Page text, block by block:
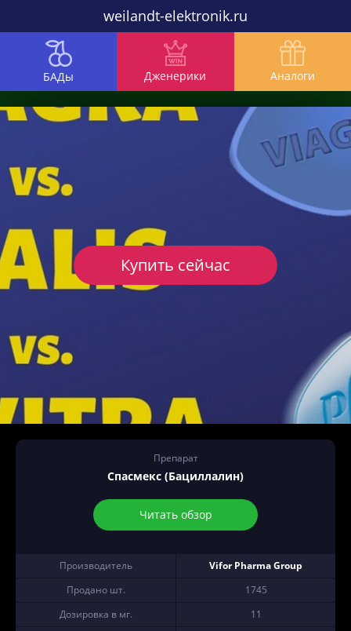
weilandt-elektronik.ru
БАДы Дженерики Аналоги
Препарат
Спасмекс (Бациллалин)
Читать обзор
Производитель
Vifor Pharma Group
Продано шт.
1745
Дозировка в мг.
11
Купить сейчас